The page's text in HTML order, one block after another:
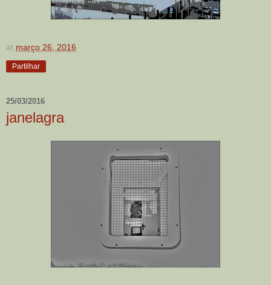
at março 26, 2016
Partilhar
25/03/2016
janelagra